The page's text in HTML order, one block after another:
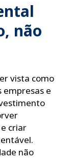
não
vista como
empresas e
criar
não